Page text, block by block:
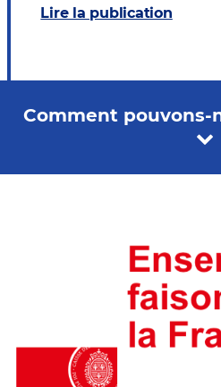
Lire la publication